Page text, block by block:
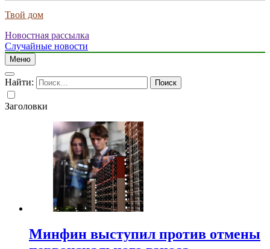
Твой дом
Новостная рассылка
Случайные новости
Меню
Найти:
Заголовки
Минфин выступил против отмены